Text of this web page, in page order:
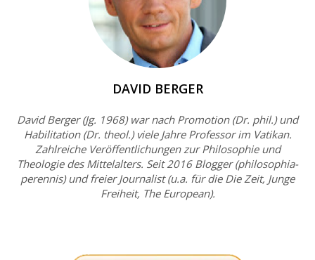
DAVID BERGER
David Berger (Jg. 1968) war nach Promotion (Dr. phil.) und
Habilitation (Dr. theol.) viele Jahre Professor im Vatikan.
Zahlreiche Veröffentlichungen zur Philosophie und
Theologie des Mittelalters. Seit 2016 Blogger (philosophia-
perennis) und freier Journalist (u.a. für die Die Zeit, Junge
Freiheit, The European).